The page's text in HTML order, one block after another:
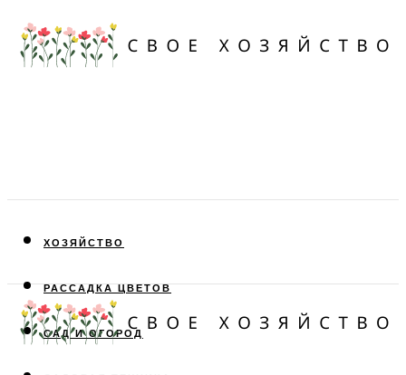
ХОЗЯЙСТВО
РАССАДКА ЦВЕТОВ
САД И ОГОРОД